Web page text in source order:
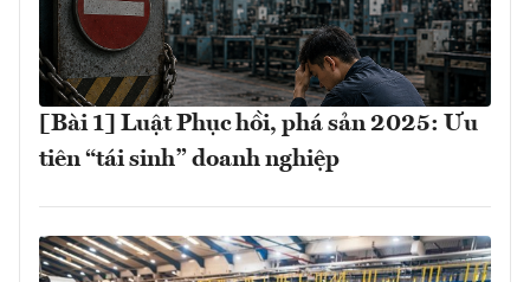
[Bài 1] Luật Phục hồi, phá sản 2025: Ưu
tiên “tái sinh” doanh nghiệp